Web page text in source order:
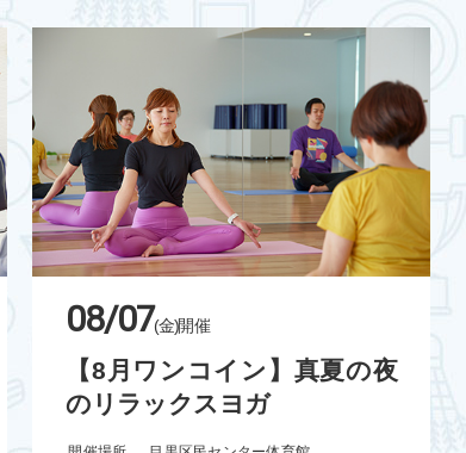
08/07(金)開催
【8月ワンコイン】真夏の夜
のリラックスヨガ